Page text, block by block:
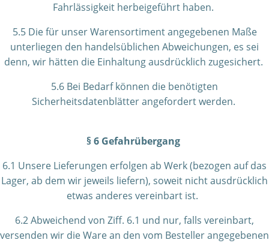
Fahrlässigkeit herbeigeführt haben.
5.5 Die für unser Warensortiment angegebenen Maße
unterliegen den handelsüblichen Abweichungen, es sei
denn, wir hätten die Einhaltung ausdrücklich zugesichert.
5.6 Bei Bedarf können die benötigten
Sicherheitsdatenblätter angefordert werden.
§ 6 Gefahrübergang
6.1 Unsere Lieferungen erfolgen ab Werk (bezogen auf das
Lager, ab dem wir jeweils liefern), soweit nicht ausdrücklich
etwas anderes vereinbart ist.
6.2 Abweichend von Ziff. 6.1 und nur, falls vereinbart,
versenden wir die Ware an den vom Besteller angegebenen